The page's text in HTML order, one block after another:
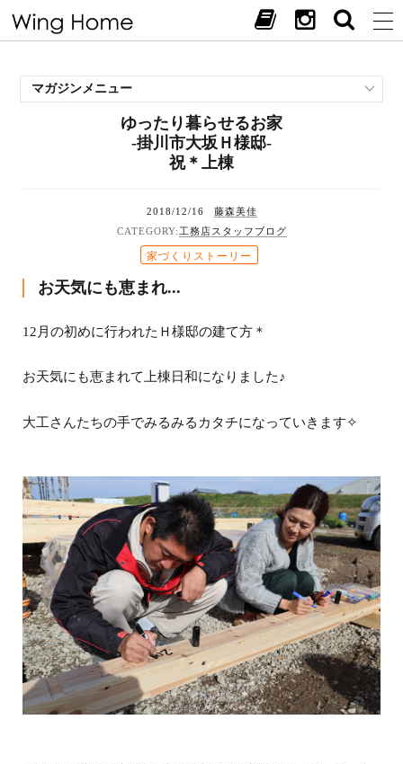
マガジンメニュー
スタッフブログ
見学会・イベント
お施主様ブログ
ゆったり暮らせるお家
-掛川市大坂Ｈ様邸-
祝＊上棟
2018/12/16
藤森美佳
工務店スタッフブログ
家づくりストーリー
お天気にも恵まれ...
12月の初めに行われたＨ様邸の建て方＊
お天気にも恵まれて上棟日和になりました♪
大工さんたちの手でみるみるカタチになっていきます✧